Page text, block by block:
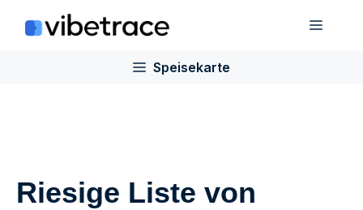
Inhalt
Speisekarte
Riesige Liste von